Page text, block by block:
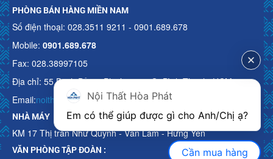
PHÒNG BÁN HÀNG MIỀN NAM
Số điện thoại: 028.3511 9211 - 0901.689.678
Mobile: 0901.689.678
Fax: 028.38997105
Địa chỉ: 55 Bạch Đằng, Phường 15, Q. Bình Thạnh, HCM
Email:noithathoaphattot@gmail.com
NHÀ MÁY
KM 17 Thị trấn Như Quỳnh - Văn Lâm - Hưng Yên
VĂN PHÒNG TẬP ĐOÀN :
Nội Thất Hòa Phát
Cần mua hàng